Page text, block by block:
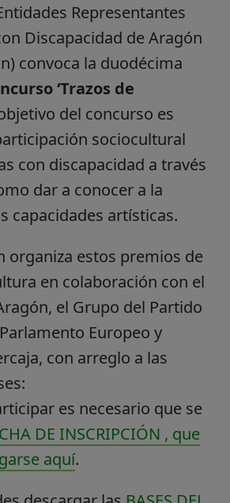
Representantes
Discapacidad de Aragón
convoca la duodécima
‘Trazos de
del concurso es
sociocultural
con discapacidad a través
dar a conocer a la
capacidades artísticas.
organiza estos premios de
en colaboración con el
el Grupo del Partido
Europeo y
con arreglo a las
es necesario que se
DE INSCRIPCIÓN , que
aquí.